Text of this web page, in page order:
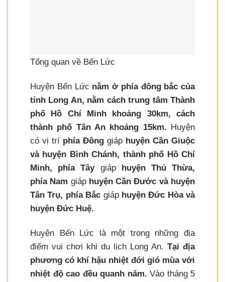
Tổng quan về Bến Lức
Huyện Bến Lức nằm ở phía đông bắc của
tỉnh Long An, nằm cách trung tâm Thành
phố Hồ Chí Minh khoảng 30km, cách
thành phố Tân An khoảng 15km. Huyện
có vị trí phía Đông giáp huyện Cần Giuộc
và huyện Bình Chánh, thành phố Hồ Chí
Minh, phía Tâygiáp
huyện Thủ Thừa,
phía Nam giáp huyện Cần Đước và huyện
Tân Trụ, phía Bắc giáp huyện Đức Hòa và
huyện Đức Huệ.
Huyện Bến Lức là một trong những địa
điểm vui chơi khi du lịch Long An. Tại địa
phương có khí hậu nhiệt đới gió mùa với
nhiệt độ cao đều quanh năm. Vào tháng 5